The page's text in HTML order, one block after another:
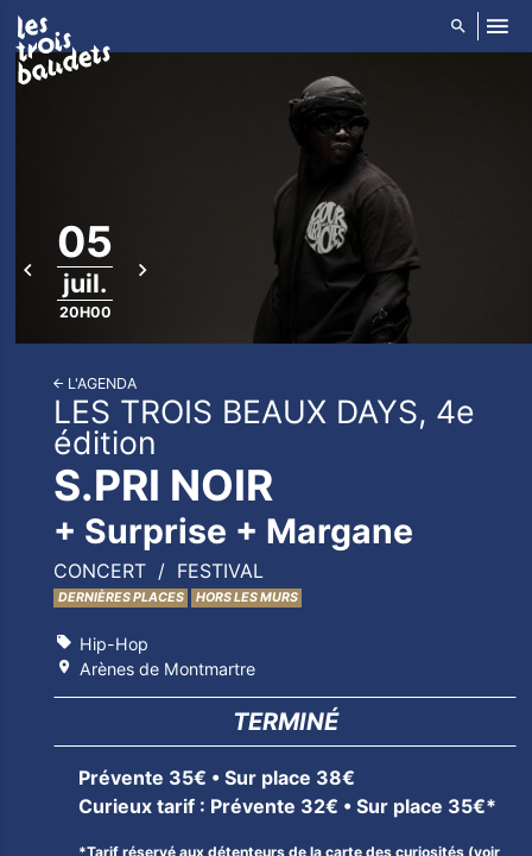
05
juil.
20H00
L'AGENDA
LES TROIS BEAUX DAYS, 4e
édition
S.PRI NOIR
+ Surprise + Margane
CONCERT FESTIVAL
DERNIÈRES PLACES HORS LES MURS
Hip-Hop
Arènes de Montmartre
TERMINÉ
Prévente 35€ • Sur place 38€
Curieux tarif : Prévente 32€ • Sur place 35€*
*Tarif réservé aux détenteurs de la carte des curiosités (voir